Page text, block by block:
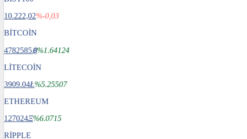
10.222,02%-0,03
BİTCOİN
4782585฿%1.64124
LİTECOİN
3909.04Ł%5.25507
ETHEREUM
127024Ξ%6.0715
RİPPLE